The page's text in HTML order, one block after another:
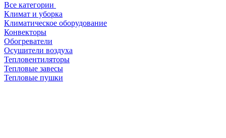
Все категории
Климат и уборка
Климатическое оборудование
Конвекторы
Обогреватели
Осушители воздуха
Тепловентиляторы
Тепловые завесы
Тепловые пушки